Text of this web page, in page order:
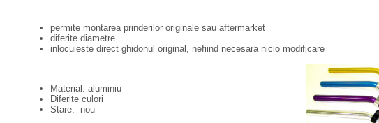
permite montarea prinderilor originale sau aftermarket
diferite diametre
inlocuieste direct ghidonul original, nefiind necesara nicio modificare
Material: aluminiu
Diferite culori
Stare: nou